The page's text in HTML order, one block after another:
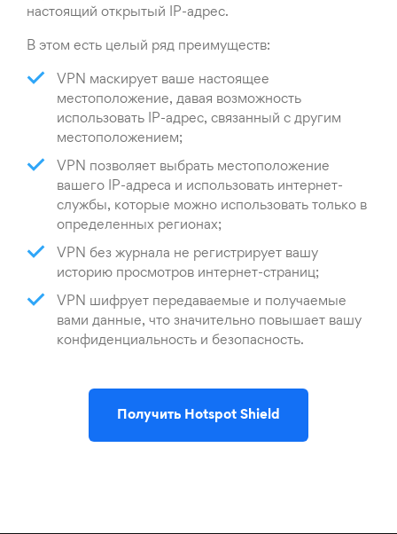
настоящий открытый IP-адрес.
В этом есть целый ряд преимуществ:
VPN маскирует ваше настоящее
местоположение, давая возможность
использовать IP-адрес, связанный с другим
местоположением;
VPN позволяет выбрать местоположение
вашего IP-адреса и использовать интернет-
службы, которые можно использовать только в
определенных регионах;
VPN без журнала не регистрирует вашу
историю просмотров интернет-страниц;
VPN шифрует передаваемые и получаемые
вами данные, что значительно повышает вашу
конфиденциальность и безопасность.
Получить Hotspot Shield